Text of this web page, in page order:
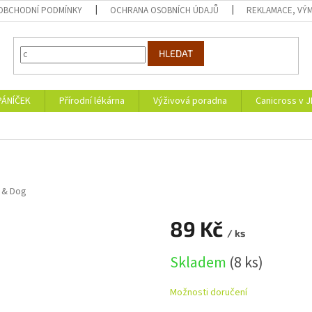
PODMÍNKY OCHRANA OSOBNÍCH ÚDAJŮ REKLAMACE,
HLEDAT
Přírodní lékárna Výživová poradna Canicross v
Dog
89 Kč / ks
cena:
Skladem (8 ks)
Možnosti doručení